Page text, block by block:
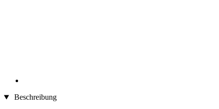
Beschreibung